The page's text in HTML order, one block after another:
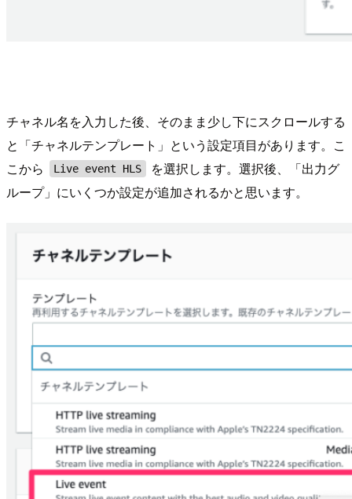
チャネル名を入力した後、そのまま少し下にスクロールする
と「チャネルテンプレート」という設定項目があります。こ
こから
Live event HLS
を選択します。選択後、「出力グ
ループ」にいくつか設定が追加されるかと思います。